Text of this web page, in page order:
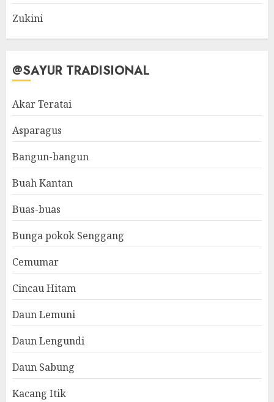
Zukini
@SAYUR TRADISIONAL
Akar Teratai
Asparagus
Bangun-bangun
Buah Kantan
Buas-buas
Bunga pokok Senggang
Cemumar
Cincau Hitam
Daun Lemuni
Daun Lengundi
Daun Sabung
Kacang Itik